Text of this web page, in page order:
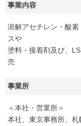
事業内容
溶解アセチレン・酸
スや
塗料・接着剤及び、
売
事業所
＜本社・営業所＞
本社、東京事務所、